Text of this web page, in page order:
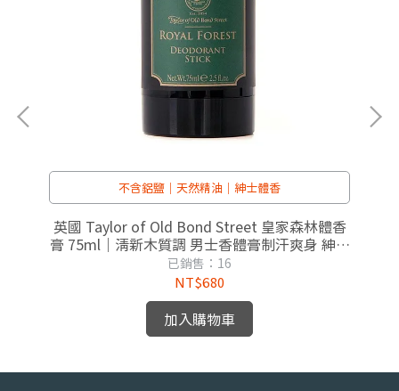
不含鋁鹽｜天然精油｜紳士體香
英國 Taylor of Old Bond Street 皇家森林體香
膏 75ml｜清新木質調 男士香體膏制汗爽身 紳士
修容
已銷售：16
NT$680
加入購物車